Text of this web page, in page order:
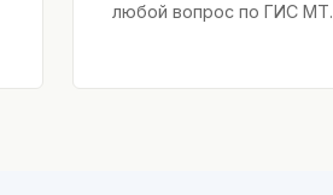
любой вопрос по ГИС МТ.